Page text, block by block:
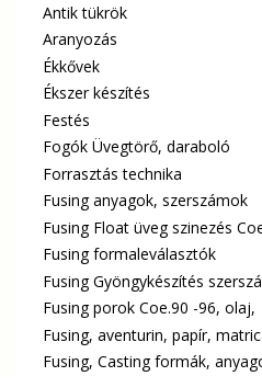
Antik tükrök
Aranyozás
Ékkővek
Ékszer készítés
Festés
Fogók Üvegtörő, daraboló
Forrasztás technika
Fusing anyagok, szerszámok
Fusing Float üveg szinezés
Fusing formaleválasztók
Fusing Gyöngykészítés
Fusing porok Coe.90 -96, olaj,
Fusing, aventurin, papír,
Fusing, Casting formák,